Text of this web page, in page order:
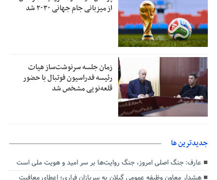
از میزبانی جام جهانی ۲۰۳۰ شد
زمان جلسه سرنوشت‌ساز هیات
رئیسه فدراسیون فوتبال با حضور
قلعه‌نویی مشخص شد
جديدترين ها
عارف: جنگ اصلی امروز، جنگ روایت‌ها بر سر امید و هویت ملی است